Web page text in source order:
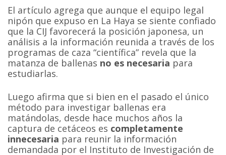
El artículo agrega que aunque el equipo legal
nipón que expuso en La Haya se siente confiado
que la CIJ favorecerá la posición japonesa, un
análisis a la información reunida a través de los
programas de caza “científica” revela que la
matanza de ballenas no es necesaria para
estudiarlas.
Luego afirma que si bien en el pasado el único
método para investigar ballenas era
matándolas, desde hace muchos años la
captura de cetáceos es completamente
innecesaria para reunir la información
demandada por el Instituto de Investigación de